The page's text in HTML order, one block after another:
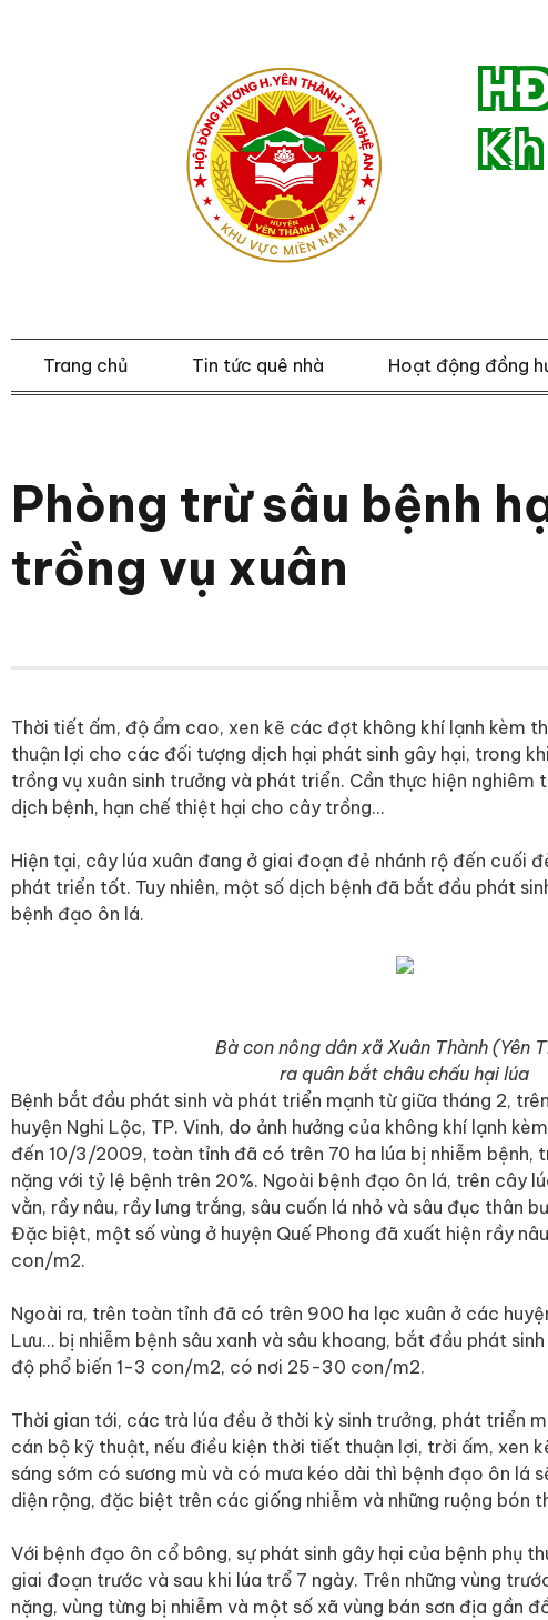
Trang chủ Tin tức quê nhà Hoạt động đồng
Phòng trừ sâu bệnh
trồng vụ xuân
Thời tiết ấm, độ ẩm cao, xen kẽ các đợt không khí lạnh kèm
thuận lợi cho các đối tượng dịch hại phát sinh gây hại, trong
trồng vụ xuân sinh trưởng và phát triển. Cần thực hiện
dịch bệnh, hạn chế thiệt hại cho cây trồng…
Hiện tại, cây lúa xuân đang ở giai đoạn đẻ nhánh rộ đến cuối
phát triển tốt. Tuy nhiên, một số dịch bệnh đã bắt đầu phát
bệnh đạo ôn lá.
Bà con nông dân xã Xuân Thành (Yên
ra quân bắt châu chấu hại lúa
Bệnh bắt đầu phát sinh và phát triển mạnh từ giữa tháng 2,
huyện Nghi Lộc, TP. Vinh, do ảnh hưởng của không khí lạnh
đến 10/3/2009, toàn tỉnh đã có trên 70 ha lúa bị nhiễm bệnh,
nặng với tỷ lệ bệnh trên 20%. Ngoài bệnh đạo ôn lá, trên cây
vằn, rầy nâu, rầy lưng trắng, sâu cuốn lá nhỏ và sâu đục thân
Đặc biệt, một số vùng ở huyện Quế Phong đã xuất hiện rầy
con/m2.
Ngoài ra, trên toàn tỉnh đã có trên 900 ha lạc xuân ở các
Lưu… bị nhiễm bệnh sâu xanh và sâu khoang, bắt đầu phát
độ phổ biến 1-3 con/m2, có nơi 25-30 con/m2.
Thời gian tới, các trà lúa đều ở thời kỳ sinh trưởng, phát triển
cán bộ kỹ thuật, nếu điều kiện thời tiết thuận lợi, trời ấm, xen
sáng sớm có sương mù và có mưa kéo dài thì bệnh đạo ôn lá
diện rộng, đặc biệt trên các giống nhiễm và những ruộng bón
Với bệnh đạo ôn cổ bông, sự phát sinh gây hại của bệnh phụ
giai đoạn trước và sau khi lúa trổ 7 ngày. Trên những vùng
nặng, vùng từng bị nhiễm và một số xã vùng bán sơn địa gần